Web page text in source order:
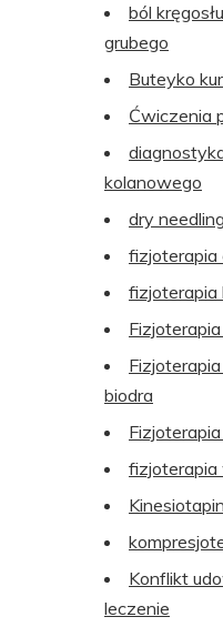
ból
grubego
Buteyko
Ćwiczenia
kolanowego
dry
fizjoterapia
fizjoterapia
biodra
fizjoterapia
Konflikt
leczenie